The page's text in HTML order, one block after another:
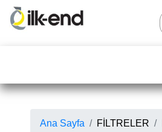
Ana Sayfa FİLTRELER